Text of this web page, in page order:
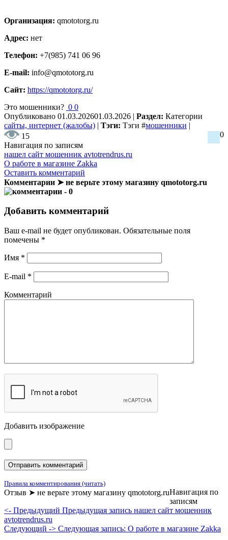
Организация: qmototorg.ru
Адрес: нет
Телефон: +7(985) 741 06 96
E-mail: info@qmototorg.ru
Сайт: https://qmototorg.ru/
Это мошенники? 0 0
Опубликовано 01.03.202601.03.2026 | Раздел: Категории
сайты, интернет (жалобы) | Тэги: Тэги #мошенники |
15
0
Навигация по записям
нашел сайт мошенник avtotrendrus.ru
О работе в магазине Zakka
Оставить комментарий
Комментарии ➤ не верьте этому магазину qmototorg.ru
- 0
Добавить комментарий
Ваш e-mail не будет опубликован. Обязательные поля
помечены *
Имя *
E-mail *
Комментарий
Добавить изображение
Правила комментирования (читать)
Отзыв ➤ не верьте этому магазину qmototorg.ruНавигация по
записям
<- Предыдущий Предыдущая запись нашел сайт мошенник
avtotrendrus.ru
Следующий -> Следующая запись: О работе в магазине Zakka